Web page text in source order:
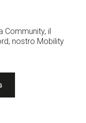
Community, il
nostro Mobility